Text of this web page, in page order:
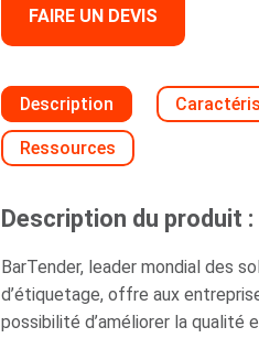
FAIRE UN DEVIS
Description
Ressources
Description du produit :
BarTender, leader mondial des
d’étiquetage, offre aux
possibilité d’améliorer la qualité